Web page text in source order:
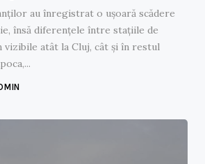
au înregistrat o ușoară scădere
însă diferențele între stațiile de
vizibile atât la Cluj, cât și în restul